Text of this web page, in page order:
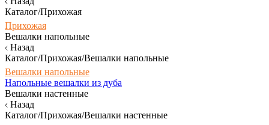
Каталог/Прихожая
Прихожая
Вешалки напольные
Назад
Каталог/Прихожая/Вешалки напольные
Вешалки напольные
Напольные вешалки из дуба
Вешалки настенные
Назад
Каталог/Прихожая/Вешалки настенные